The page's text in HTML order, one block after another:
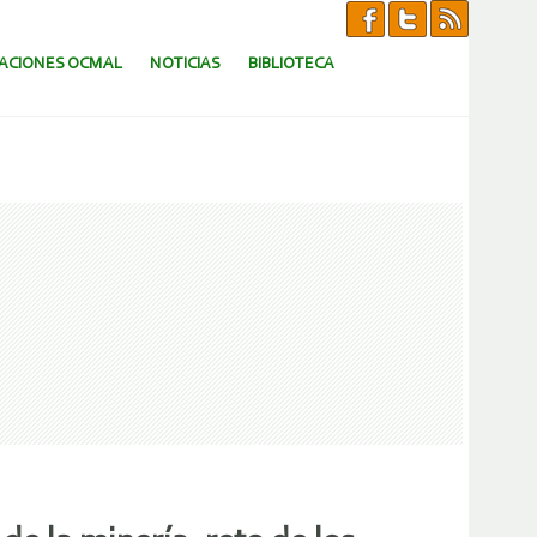
OCMAL NOTICIAS BIBLIOTECA